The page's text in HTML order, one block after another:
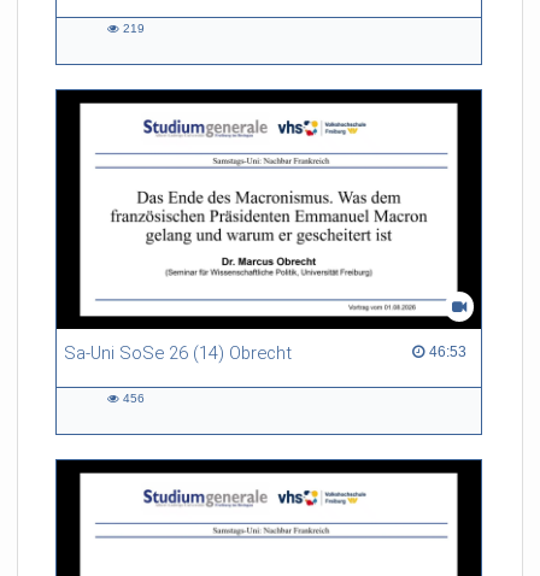
219
Sa-Uni SoSe 26 (14) Obrecht 46:53
46:53 duration
456